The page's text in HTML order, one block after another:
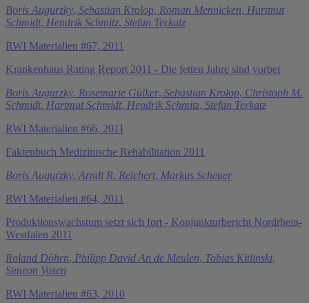
Boris Augurzky, Sebastian Krolop, Roman Mennicken, Hartmut
Schmidt, Hendrik Schmitz, Stefan Terkatz
RWI Materialien #67, 2011
Krankenhaus Rating Report 2011 - Die fetten Jahre sind vorbei
Boris Augurzky, Rosemarie Gülker, Sebastian Krolop, Christoph M.
Schmidt, Hartmut Schmidt, Hendrik Schmitz, Stefan Terkatz
RWI Materialien #66, 2011
Faktenbuch Medizinische Rehabilitation 2011
Boris Augurzky, Arndt R. Reichert, Markus Scheuer
RWI Materialien #64, 2011
Produktionswachstum setzt sich fort - Konjunkturbericht Nordrhein-
Westfalen 2011
Roland Döhrn, Philipp David An de Meulen, Tobias Kitlinski,
Simeon Vosen
RWI Materialien #63, 2010